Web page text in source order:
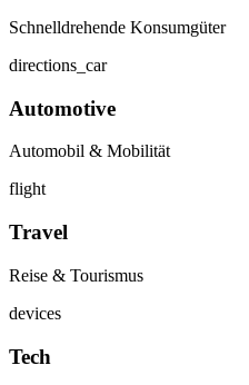
Schnelldrehende Konsumgüter
directions_car
Automotive
Automobil & Mobilität
flight
Travel
Reise & Tourismus
devices
Tech